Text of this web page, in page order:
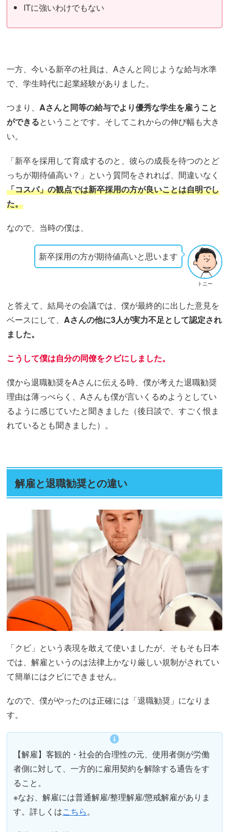
ITに強いわけでもない
一方、今いる新卒の社員は、Aさんと同じような給与水準
で、学生時代に起業経験がありました。
つまり、Aさんと同等の給与でより優秀な学生を雇うこと
ができるということです。そしてこれからの伸び幅も大き
い。
「新卒を採用して育成するのと、彼らの成長を待つのとど
っちが期待値高い？」という質問をされれば、間違いなく
「コスパ」の観点では新卒採用の方が良いことは自明でし
た。
なので、当時の僕は、
トニー
新卒採用の方が期待値高いと思います
と答えて、結局その会議では、僕が最終的に出した意見を
ベースにして、 Aさんの他に3人が実力不足として認定され
ました。
こうして僕は自分の同僚をクビにしました。
僕から退職勧奨をAさんに伝える時、僕が考えた退職勧奨
理由は薄っぺらく、Aさんも僕が言いくるめようとしてい
るように感じていたと聞きました（後日談で、すごく恨ま
れているとも聞きました）。
解雇と退職勧奨との違い
「クビ」という表現を敢えて使いましたが、そもそも日本
では、解雇というのは法律上かなり厳しい規制がされてい
て簡単にはクビにできません。
なので、僕がやったのは正確には「退職勧奨」になりま
す。
【解雇】客観的・社会的合理性の元、使用者側が労働
者側に対して、一方的に雇用契約を解除する通告をす
ること。
※なお、解雇には普通解雇/整理解雇/懲戒解雇がありま
す。詳しくはこちら。